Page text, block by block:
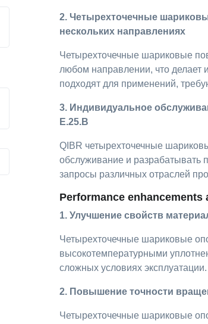
2. Четырехточечные
нескольких направлениях
Четырехточечные шариковые
любом направлении, что
подходят для применений,
3. Индивидуальное
E.25.B
QIBR четырехточечные
обслуживание и разрабатывать
запросы различных отраслей
Performance
1. Улучшение свойств
Четырехточечные шариковые
высокотемпературными
сложных условиях эксплуатации.
2. Повышение точности
Четырехточечные шариковые